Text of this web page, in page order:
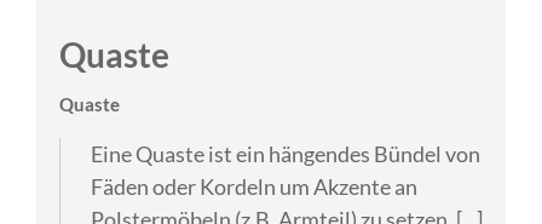
Quaste
Quaste
Eine Quaste ist ein hängendes Bündel von
Fäden oder Kordeln um Akzente an